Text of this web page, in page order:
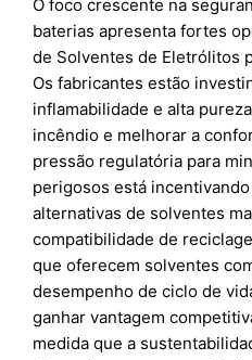
O foco crescente na
baterias apresenta fortes
de Solventes de Eletrólitos
Os fabricantes estão
inflamabilidade e alta
incêndio e melhorar a
pressão regulatória para
perigosos está
alternativas de solventes
compatibilidade de
que oferecem solventes
desempenho de ciclo de
ganhar vantagem
medida que a